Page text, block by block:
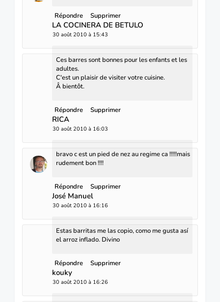
Répondre Supprimer
LA COCINERA DE BETULO
30 août 2010 à 15:43
Ces barres sont bonnes pour les enfants et les
adultes.
C'est un plaisir de visiter votre cuisine.
Â bientôt.
Répondre Supprimer
RICA
30 août 2010 à 16:03
bravo c est un pied de nez au regime ca !!!!!mais
rudement bon !!!!
Répondre Supprimer
José Manuel
30 août 2010 à 16:16
Estas barritas me las copio, como me gusta así
el arroz inflado. Divino
Répondre Supprimer
kouky
30 août 2010 à 16:26